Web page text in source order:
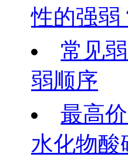
性的强弱
常见
弱顺序
最高
水化物酸